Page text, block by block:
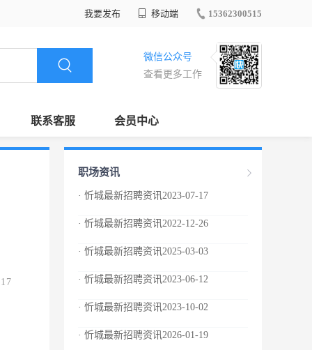
我要发布 移动端 15362300515
微信公众号
查看更多工作
联系客服 会员中心
职场资讯
· 忻城最新招聘资讯2023-07-17
· 忻城最新招聘资讯2022-12-26
· 忻城最新招聘资讯2025-03-03
· 忻城最新招聘资讯2023-06-12
· 忻城最新招聘资讯2023-10-02
· 忻城最新招聘资讯2026-01-19